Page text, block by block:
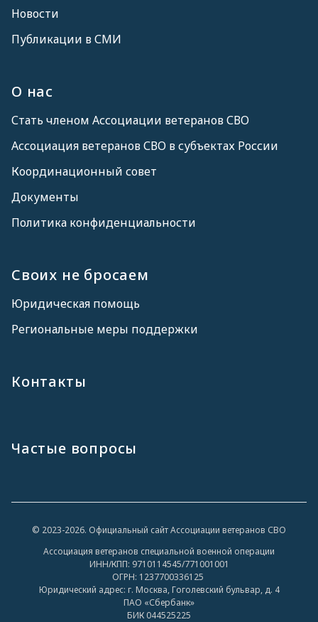
Новости
Публикации в СМИ
О нас
Стать членом Ассоциации ветеранов СВО
Ассоциация ветеранов СВО в субъектах России
Координационный совет
Документы
Политика конфиденциальности
Своих не бросаем
Юридическая помощь
Региональные меры поддержки
Контакты
Частые вопросы
© 2023-2026. Официальный сайт Ассоциации ветеранов СВО
Ассоциация ветеранов специальной военной операции
ИНН/КПП: 9710114545/771001001
ОГРН: 1237700336125
Юридический адрес: г. Москва, Гоголевский бульвар, д. 4
ПАО «Сбербанк»
БИК 044525225